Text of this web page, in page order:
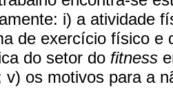
i) a atividade
de exercício físico e
do setor do fitness
v) os motivos para a